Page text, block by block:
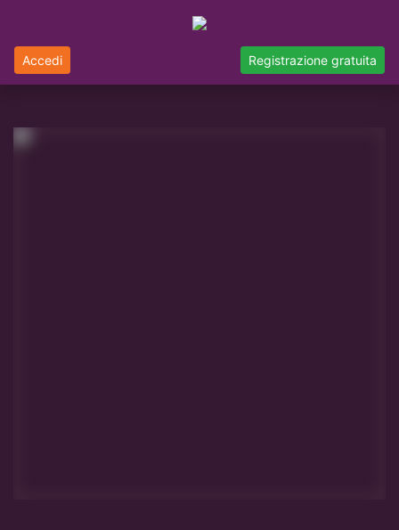
Accedi Registrazione gratuita